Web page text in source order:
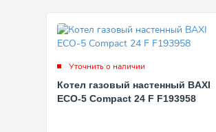
Уточнить о наличии
Котел газовый настенный BAXI
ECO-5 Compact 24 F F193958